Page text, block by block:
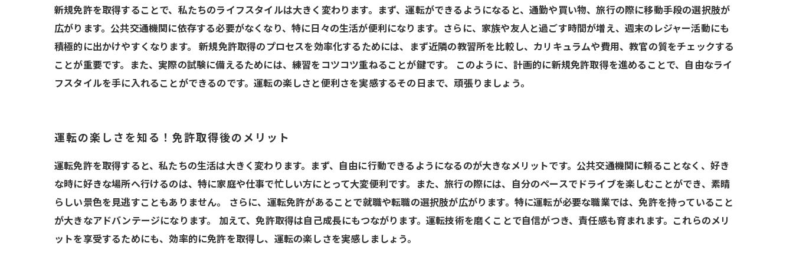
新規免許を取得することで、私たちのライフスタイルは大きく変わります。まず、運転ができるようになると、通勤や買い物、旅行の際に移動手段の選択肢が
広がります。公共交通機関に依存する必要がなくなり、特に日々の生活が便利になります。さらに、家族や友人と過ごす時間が増え、週末のレジャー活動にも
積極的に出かけやすくなります。 新規免許取得のプロセスを効率化するためには、まず近隣の教習所を比較し、カリキュラムや費用、教官の質をチェックする
ことが重要です。また、実際の試験に備えるためには、練習をコツコツ重ねることが鍵です。 このように、計画的に新規免許取得を進めることで、自由なライ
フスタイルを手に入れることができるのです。運転の楽しさと便利さを実感するその日まで、頑張りましょう。
運転の楽しさを知る！免許取得後のメリット
運転免許を取得すると、私たちの生活は大きく変わります。まず、自由に行動できるようになるのが大きなメリットです。公共交通機関に頼ることなく、好き
な時に好きな場所へ行けるのは、特に家庭や仕事で忙しい方にとって大変便利です。また、旅行の際には、自分のペースでドライブを楽しむことができ、素晴
らしい景色を見逃すこともありません。 さらに、運転免許があることで就職や転職の選択肢が広がります。特に運転が必要な職業では、免許を持っていること
が大きなアドバンテージになります。 加えて、免許取得は自己成長にもつながります。運転技術を磨くことで自信がつき、責任感も育まれます。これらのメリ
ットを享受するためにも、効率的に免許を取得し、運転の楽しさを実感しましょう。